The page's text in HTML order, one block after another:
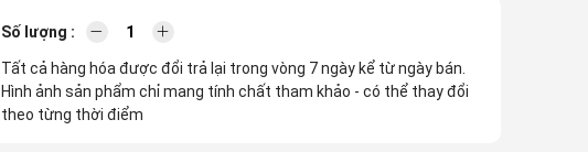
Số lượng :
Tất cả hàng hóa được đổi trả lại trong vòng 7 ngày kể từ ngày bán.
Hình ảnh sản phẩm chỉ mang tính chất tham khảo - có thể thay đổi
theo từng thời điểm